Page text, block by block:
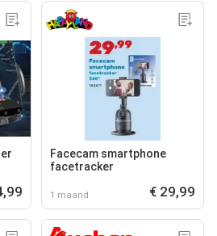
Facecam smartphone
facetracker
1 maand € 29,99